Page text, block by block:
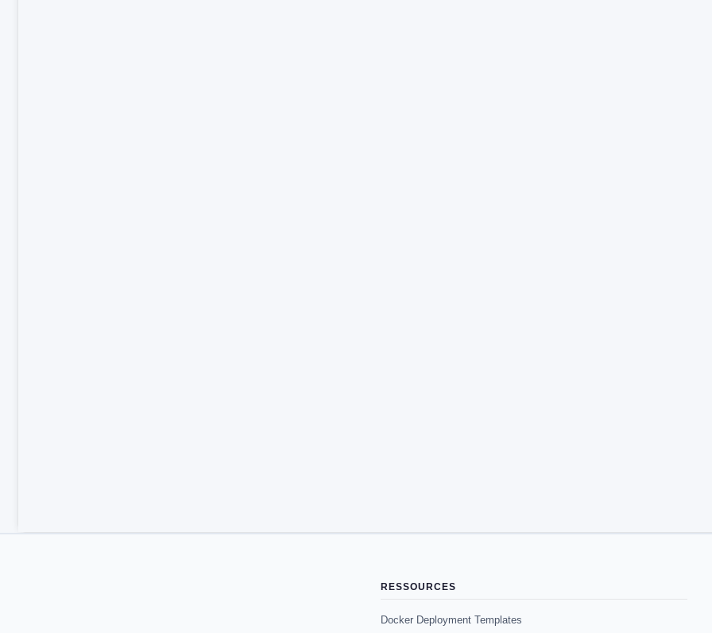
RESSOURCES
Docker Deployment Templates